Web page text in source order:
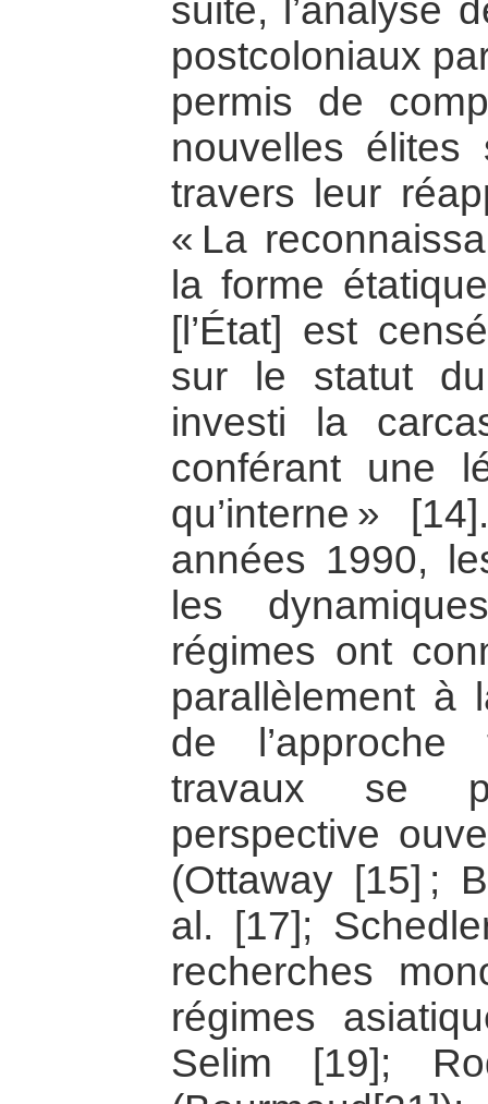
suite, l’analyse
postcoloniaux
permis de
nouvelles
travers leur
« La
la forme
[l’État] est
sur le statut
investi la
conférant une
qu’interne »
années 1990,
les
régimes ont
parallèlement à
de l’approche
travaux se
perspective
(Ottaway [15] ;
al. [17];
recherches
régimes
Selim [19];